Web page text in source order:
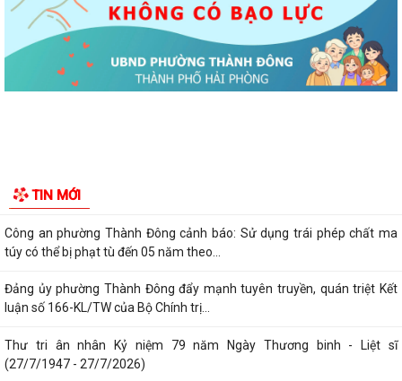
TIN MỚI
Đảng ủy phường Thành Đông đẩy mạnh tuyên truyền, thực hiện Nghị
quyết số 27-NQ/TW về xây dựng và...
Phường Thành Đông tăng cương phân loại chất thải rắn sinh hoạt tại
nguồn: Hành động nhỏ, ý nghĩa...
cứu, học tập, quán triệt và triển...
Công an phường Thành Đông cảnh báo: Sử dụng trái phép chất ma
túy có thể bị phạt tù đến 05 năm theo...
Đảng ủy phường Thành Đông đẩy mạnh tuyên truyền, quán triệt Kết
luận số 166-KL/TW của Bộ Chính trị...
Thư tri ân nhân Kỷ niệm 79 năm Ngày Thương binh - Liệt sĩ
(27/7/1947 - 27/7/2026)